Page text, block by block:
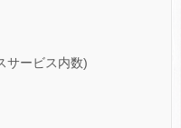
サービス内数)